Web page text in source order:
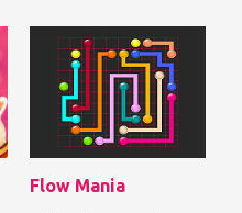
Flow Mania